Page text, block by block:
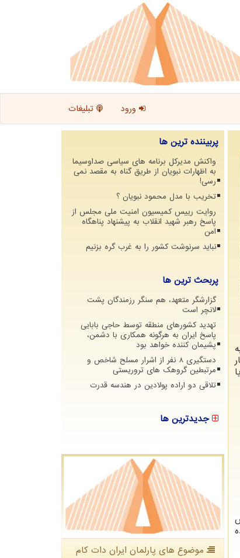
ورود تبلیغات
پربیننده ترین ها
واکنش مدیرکل برنامه های سیاسی صداوسیما
به اظهارات نبویان از طریق گناه به مقصد نمی
رسی!
تخریب با مدل محمود نبویان ؟
روایت رییس کمیسیون امنیت ملی مجلس از
پاسخ رهبر شهید انقلاب به پیشنهاد پناهگاه
امن
نباید سرنوشت کشور را به غرب گره بزنیم
پربحث ترین ها
گزارشگر متعهد، هم سنگر رزمندگان پشت
لانچر است
تهدید کشورهای منطقه توسط حاجی بابایی
پاسخ ایران به هرگونه همکاری با دشمن،
پشیمان کننده خواهد بود
دستگیری 8 نفر از اشرار مسلح شاخص و
مرتبطین گروهک های تروریستی
تلاقی دو اراده پولادین در هندسه قدرت
جدیدترین ها
موضوع های پارلمان ایران دات كام